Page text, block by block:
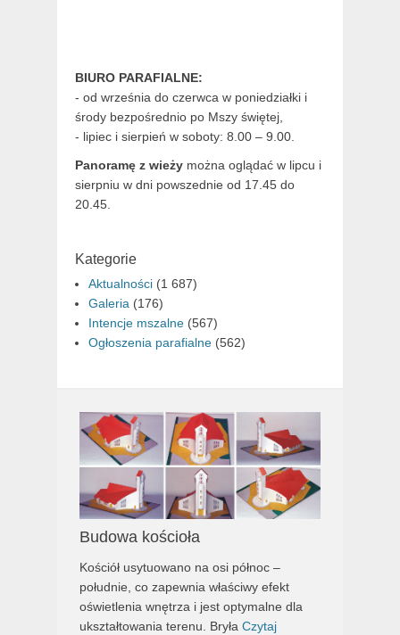
BIURO PARAFIALNE:
- od września do czerwca w poniedziałki i
środy bezpośrednio po Mszy świętej,
- lipiec i sierpień w soboty: 8.00 – 9.00.
Panoramę z wieży można oglądać w lipcu i
sierpniu w dni powszednie od 17.45 do
20.45.
Kategorie
Aktualności (1 687)
Galeria (176)
Intencje mszalne (567)
Ogłoszenia parafialne (562)
Budowa kościoła
Kościół usytuowano na osi północ –
południe, co zapewnia właściwy efekt
oświetlenia wnętrza i jest optymalne dla
ukształtowania terenu. Bryła Czytaj